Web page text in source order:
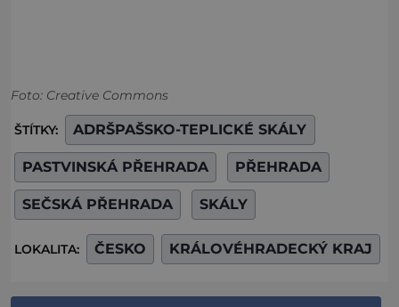
Foto: Creative Commons
ŠTÍTKY: ADRŠPAŠSKO-TEPLICKÉ SKÁLY
PASTVINSKÁ PŘEHRADA PŘEHRADA
SEČSKÁ PŘEHRADA SKÁLY
LOKALITA: ČESKO KRÁLOVÉHRADECKÝ KRAJ